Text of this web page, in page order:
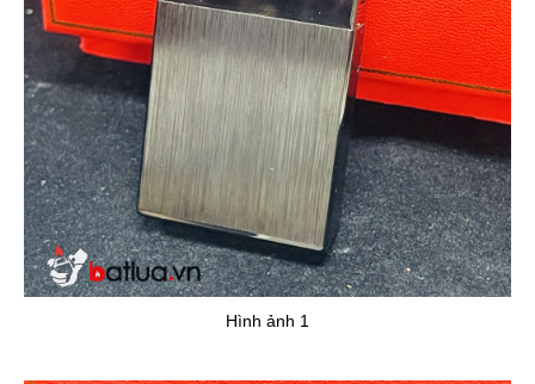
Hình ảnh 1